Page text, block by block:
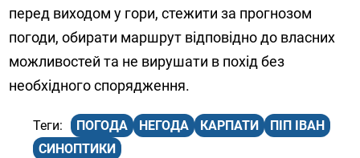
перед виходом у гори, стежити за прогнозом
погоди, обирати маршрут відповідно до власних
можливостей та не вирушати в похід без
необхідного спорядження.
ПОГОДА НЕГОДА КАРПАТИ
ПІП ІВАН
СИНОПТИКИ